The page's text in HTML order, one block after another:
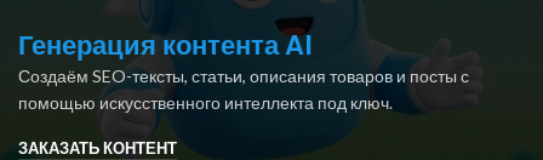
Генерация контента AI
Создаём SEO-тексты, статьи, описания товаров и посты с
помощью искусственного интеллекта под ключ.
ЗАКАЗАТЬ КОНТЕНТ